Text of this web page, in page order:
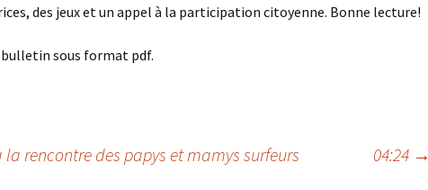
des jeux et un appel à la participation citoyenne. Bonne lecture!
sous format pdf.
la rencontre des papys et mamys surfeurs 04:24 →